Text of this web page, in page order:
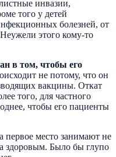
инвазии,
того у детей
болезней, от
этого кому-то
в том, чтобы его
не потому, что он
вакцины. Откат
того, для частного
чтобы его пациенты
первое место занимают не
здоровым. Было бы глупо